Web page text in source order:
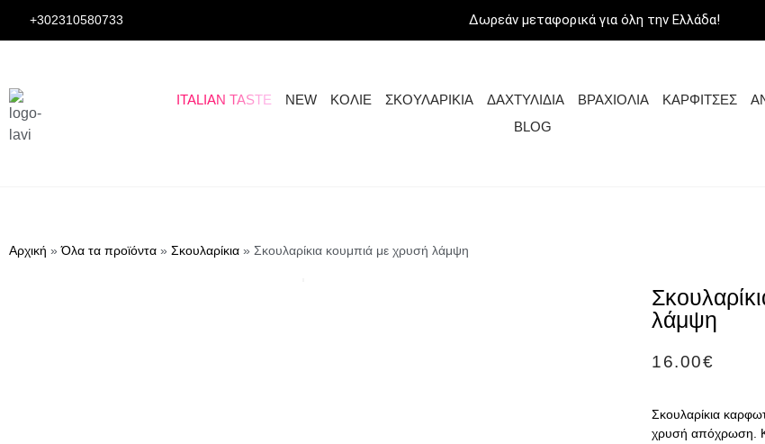
+302310580733 Δωρεάν μεταφορικά για όλη την Ελλάδα!
ITALIAN TASTE NEW ΚΟΛΙΕ ΣΚΟΥΛΑΡΙΚΙΑ ΔΑΧΤΥΛΙΔΙΑ ΒΡΑΧΙΟΛΙΑ ΚΑΡΦΙΤΣΕΣ
BLOG
Αρχική »Όλα τα προϊόντα » Σκουλαρίκια » Σκουλαρίκια κουμπιά με χρυσή λάμψη
λάμψη
16.00€
Σκουλαρίκια
χρυσή απόχρωση.